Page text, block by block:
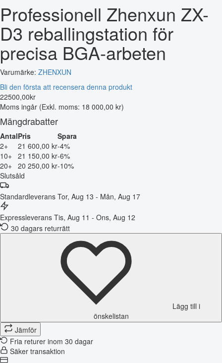
Professionell Zhenxun ZX-
D3 reballingstation för
precisa BGA-arbeten
Varumärke: ZHENXUN
Bli den första att recensera denna produkt
22500,00kr
Moms ingår (Exkl. moms: 18 000,00 kr)
Mängdrabatter
AntalPris
Spara
2+
21 600,00 kr-4%
10+ 21 150,00 kr-6%
20+ 20 250,00 kr-10%
Slutsåld
Standardleverans Tor, Aug 13 - Mån, Aug 17
Expressleverans Tis, Aug 11 - Ons, Aug 12
30 dagars returrätt
Lägg till i
önskelistan
Jämför
Fria returer inom 30 dagar
Säker transaktion